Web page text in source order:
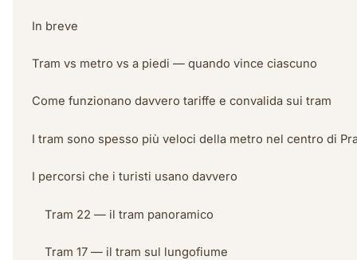
In breve
Tram vs metro vs a piedi — quando vince ciascuno
Come funzionano davvero tariffe e convalida sui tram
I tram sono spesso più veloci della metro nel centro di
I percorsi che i turisti usano davvero
Tram 22 — il tram panoramico
Tram 17 — il tram sul lungofiume